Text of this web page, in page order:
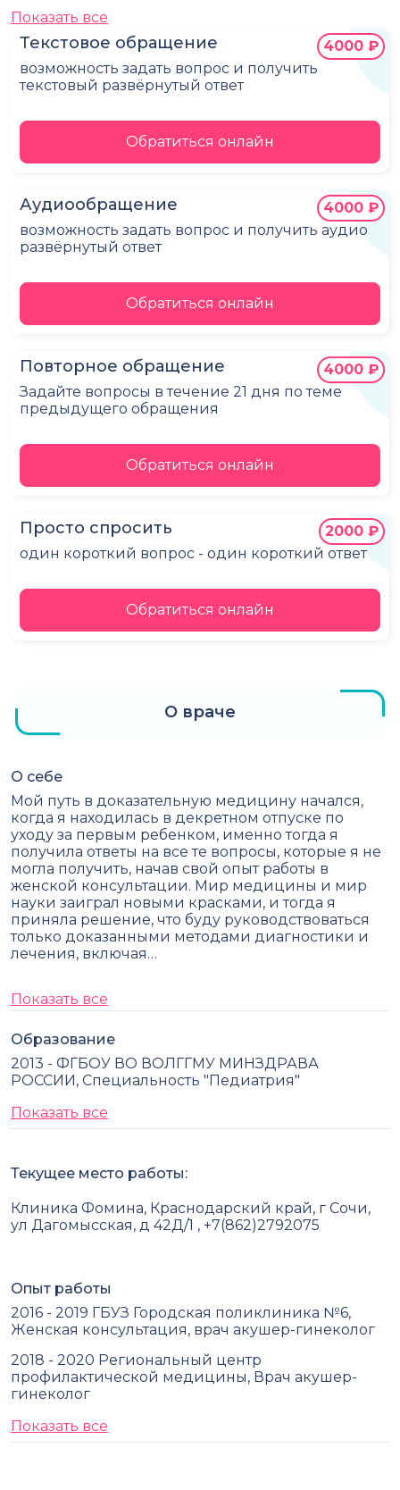
Текстовое обращение
возможность задать вопрос и получить
текстовый развёрнутый ответ
4000 ₽
Обратиться онлайн
Аудиообращение
возможность задать вопрос и получить аудио
развёрнутый ответ
4000 ₽
Обратиться онлайн
Повторное обращение
Задайте вопросы в течение 21 дня по теме
предыдущего обращения
4000 ₽
Обратиться онлайн
Просто спросить
один короткий вопрос - один короткий ответ
2000 ₽
Обратиться онлайн
Показать все
О враче
О себе
Мой путь в доказательную медицину начался,
когда я находилась в декретном отпуске по
уходу за первым ребенком, именно тогда я
получила ответы на все те вопросы, которые я не
могла получить, начав свой опыт работы в
женской консультации. Мир медицины и мир
науки заиграл новыми красками, и тогда я
приняла решение, что буду руководствоваться
только доказанными методами диагностики и
лечения, включая…
Показать все
Образование
2013 - ФГБОУ ВО ВОЛГГМУ МИНЗДРАВА
РОССИИ, Специальность "Педиатрия"
Показать все
Текущее место работы:
Клиника Фомина, Краснодарский край, г Сочи,
ул Дагомысская, д 42Д/1 , +7(862)2792075
Опыт работы
2016 - 2019 ГБУЗ Городская поликлиника №6,
Женская консультация, врач акушер-гинеколог
2018 - 2020 Региональный центр
профилактической медицины, Врач акушер-
гинеколог
Показать все